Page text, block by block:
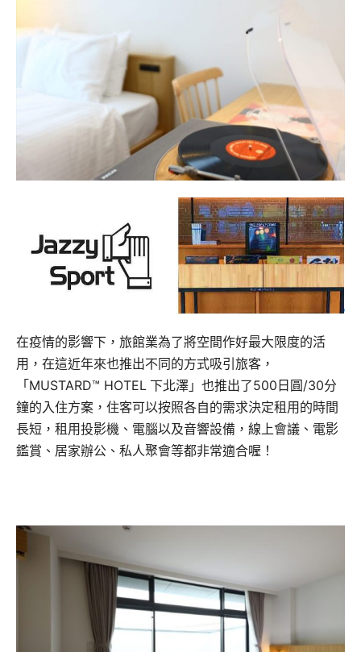
在疫情的影響下，旅館業為了將空間作好最大限度的活
用，在這近年來也推出不同的方式吸引旅客，
「MUSTARD™ HOTEL 下北澤」也推出了500日圓/30分
鐘的入住方案，住客可以按照各自的需求決定租用的時間
長短，租用投影機、電腦以及音響設備，線上會議、電影
鑑賞、居家辦公、私人聚會等都非常適合喔！